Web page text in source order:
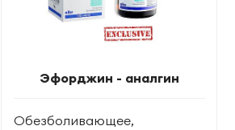
Эфорджин - аналгин
Обезболивающее,